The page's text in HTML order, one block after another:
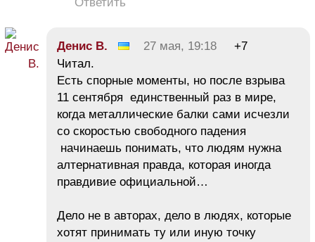
Денис В. 27 мая, 19:18
+7
Читал.
Есть спорные моменты, но после взрыва
11 сентября единственный раз в мире,
когда металлические балки сами исчезли
со скоростью свободного падения
начинаешь понимать, что людям нужна
алтернативная правда, которая иногда
правдивие официальной…
Дело не в авторах, дело в людях, которые
хотят принимать ту или иную точку